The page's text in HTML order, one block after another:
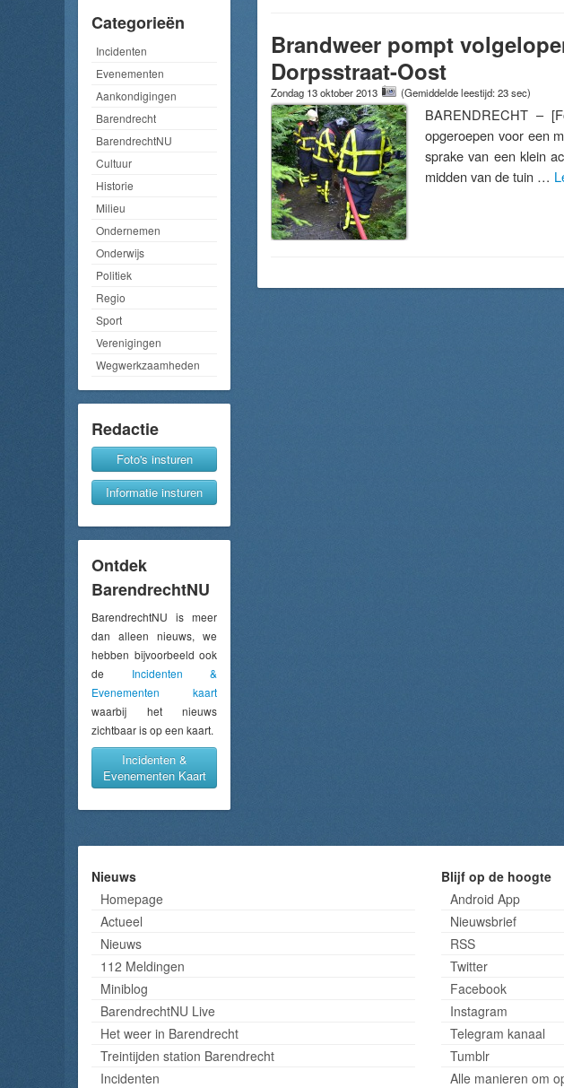
Categorieën
Incidenten
Evenementen
Aankondigingen
Barendrecht
BarendrechtNU
Cultuur
Historie
Milieu
Ondernemen
Onderwijs
Politiek
Regio
Sport
Verenigingen
Wegwerkzaamheden
Redactie
Foto's insturen
Informatie insturen
Ontdek
BarendrechtNU
BarendrechtNU is meer
dan alleen nieuws, we
hebben bijvoorbeeld ook
de Incidenten &
Evenementen kaart
waarbij het nieuws
zichtbaar is op een kaart.
Incidenten &
Evenementen Kaart
Brandweer pompt
Dorpsstraat-Oost
Zondag 13 oktober 2013 (Gemiddelde leestijd: 23 sec)
BARENDRECHT –
opgeroepen voor een
sprake van een klein
midden van de tuin …
Nieuws
Homepage
Actueel
Nieuws
112 Meldingen
Miniblog
BarendrechtNU Live
Het weer in Barendrecht
Treintijden station Barendrecht
Incidenten
Blijf op de hoogte
Android App
Nieuwsbrief
RSS
Twitter
Facebook
Instagram
Telegram kanaal
Tumblr
Alle manieren om